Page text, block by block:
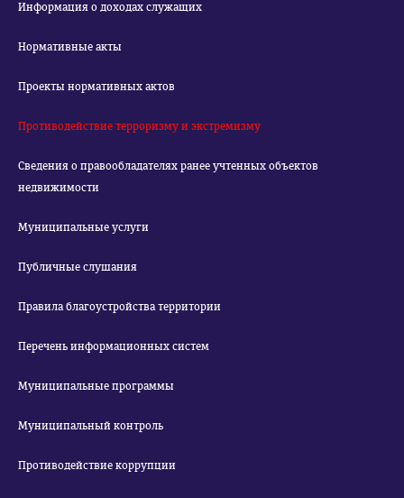
Информация о доходах служащих
Нормативные акты
Проекты нормативных актов
Противодействие терроризму и экстремизму
Сведения о правообладателях ранее учтенных объектов
недвижимости
Муниципальные услуги
Публичные слушания
Правила благоустройства территории
Перечень информационных систем
Муниципальные программы
Муниципальный контроль
Противодействие коррупции